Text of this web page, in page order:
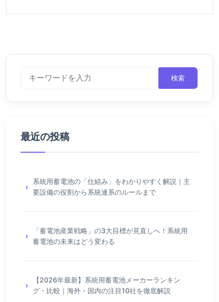
検索
最近の投稿
系統用蓄電池の「仕組み」をわかりやすく解説｜主
要設備の役割から系統連系のルールまで
「蓄電池産業戦略」の3大目標が見直しへ！系統用
蓄電池の未来はどう変わる
【2026年最新】系統用蓄電池メーカーランキン
グ・比較｜海外・国内の注目10社を徹底解説